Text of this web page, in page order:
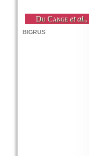
Du Cange et al.,